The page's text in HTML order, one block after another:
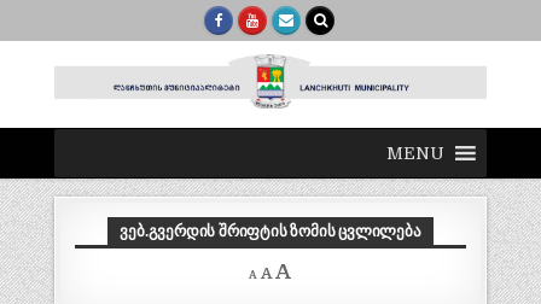
MENU
ᲕᲔᲑ.ᲒᲕᲔᲠᲓᲘᲡ ᲨᲠᲘᲤᲢᲘᲡ ᲖᲝᲛᲘᲡ ᲪᲕᲚᲘᲚᲔᲑᲐ
A
Decrease
font
A Reset
A